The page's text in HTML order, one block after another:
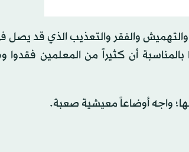
والفقر والتعذيب الذي قد يصل
أن كثيراً من المعلمين فقدوا
واجه أوضاعاً معيشية صعبة.